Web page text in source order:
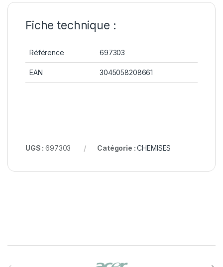
Fiche technique :
Référence 697303
EAN 3045058208661
UGS :697303 Catégorie :CHEMISES